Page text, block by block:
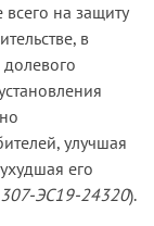
на защиту
в
улучшая
его
ЭС19-24320).